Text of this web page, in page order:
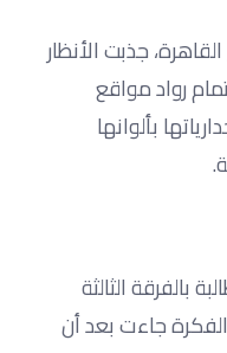
جذبت الأنظار
رواد مواقع
بألوانها
بالفرقة الثالثة
جاءت بعد أن